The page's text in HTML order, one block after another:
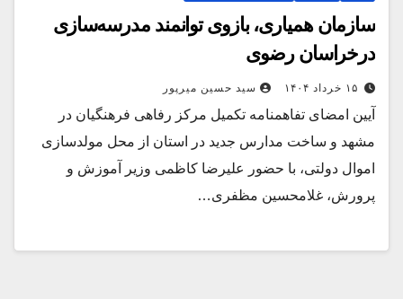
سازمان همیاری‌، بازوی توانمند مدرسه‌سازی
درخراسان رضوی
۱۵ خرداد ۱۴۰۴ سید حسین میرپور
آیین امضای تفاهمنامه تکمیل مرکز رفاهی فرهنگیان در
مشهد و ساخت مدارس جدید در استان از محل مولدسازی
اموال دولتی، با حضور علیرضا کاظمی وزیر آموزش و
پرورش، غلامحسین مظفری…